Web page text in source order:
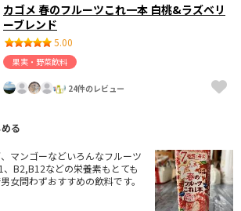
カゴメ 春のフルーツこれ一本 白桃&ラズベリ
ーブレンド
5.00
果実・野菜飲料
24件のレビュー
る
マンゴーなどいろんなフルーツ
B2,B12などの栄養素もとても
女問わずおすすめの飲料です。